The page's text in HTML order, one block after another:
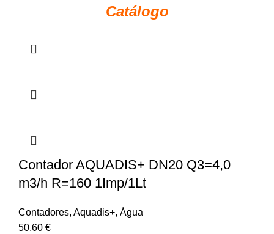
Catálogo
Contador AQUADIS+ DN20 Q3=4,0
m3/h R=160 1Imp/1Lt
Contadores, Aquadis+, Água
50,60 €